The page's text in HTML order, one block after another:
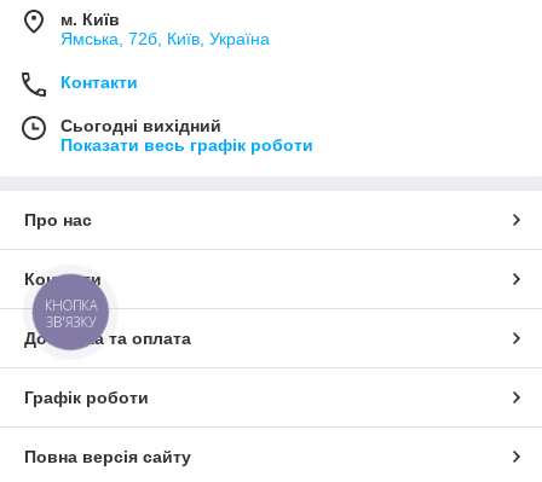
м. Київ
Ямська, 72б, Київ, Україна
Контакти
Сьогодні вихідний
Показати весь графік роботи
Про нас
Контакти
Доставка та оплата
Графік роботи
Повна версія сайту
КНОПКА
ЗВ'ЯЗКУ